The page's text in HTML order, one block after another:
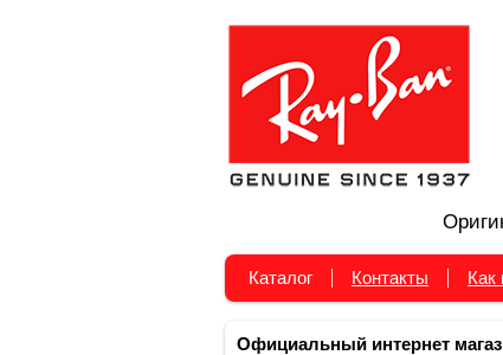
Каталог Контакты Как
Официальный интернет